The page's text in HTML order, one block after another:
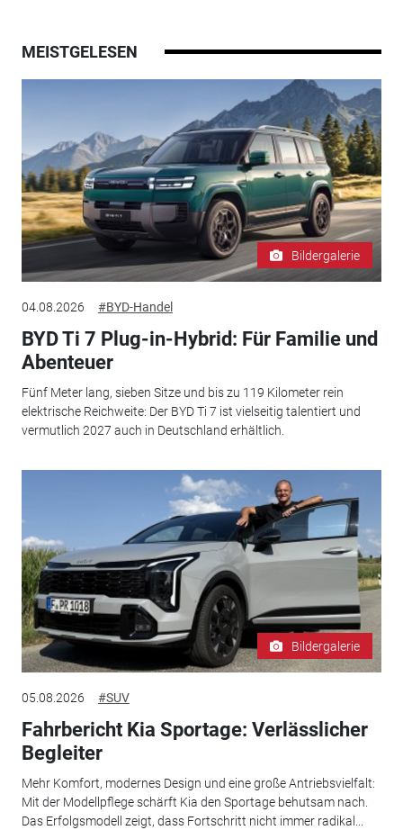
MEISTGELESEN
Bildergalerie
04.08.2026 #BYD-Handel
BYD Ti 7 Plug-in-Hybrid: Für Familie und
Abenteuer
Fünf Meter lang, sieben Sitze und bis zu 119 Kilometer rein
elektrische Reichweite: Der BYD Ti 7 ist vielseitig talentiert und
vermutlich 2027 auch in Deutschland erhältlich.
Bildergalerie
05.08.2026 #SUV
Fahrbericht Kia Sportage: Verlässlicher
Begleiter
Mehr Komfort, modernes Design und eine große Antriebsvielfalt:
Mit der Modellpflege schärft Kia den Sportage behutsam nach.
Das Erfolgsmodell zeigt, dass Fortschritt nicht immer radikal...